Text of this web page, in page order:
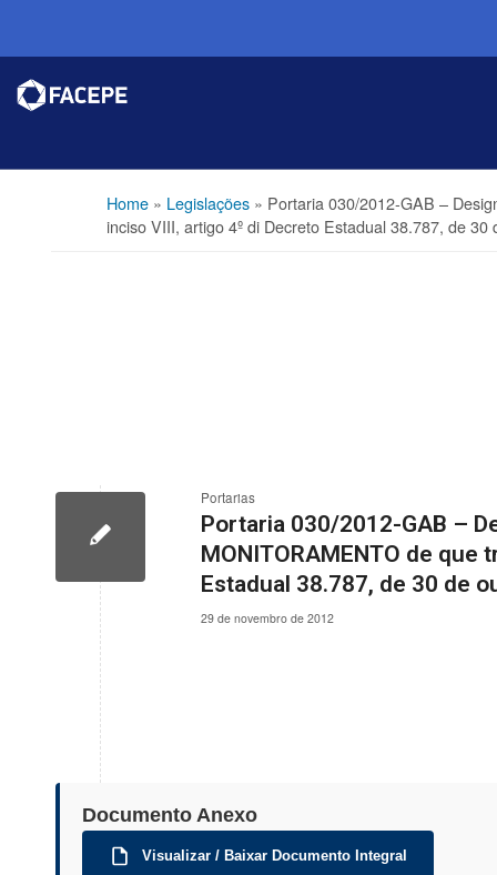
Home» Legislações» Portaria 030/2012-GAB –
inciso VIII, artigo 4º di Decreto Estadual 38.787, de 30
Portarias
Portaria 030/2012-GAB –
MONITORAMENTO de
Estadual 38.787, de 30 de
29 de novembro de 2012
Documento Anexo
Visualizar / Baixar Documento Integral